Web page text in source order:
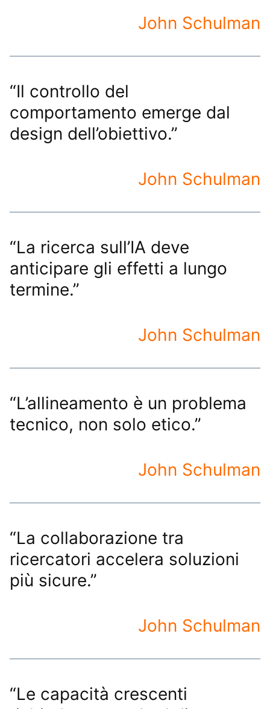
John Schulman
“Il controllo del
comportamento emerge dal
design dell’obiettivo.”
John Schulman
“La ricerca sull’IA deve
anticipare gli effetti a lungo
termine.”
John Schulman
“L’allineamento è un problema
tecnico, non solo etico.”
John Schulman
“La collaborazione tra
ricercatori accelera soluzioni
più sicure.”
John Schulman
“Le capacità crescenti